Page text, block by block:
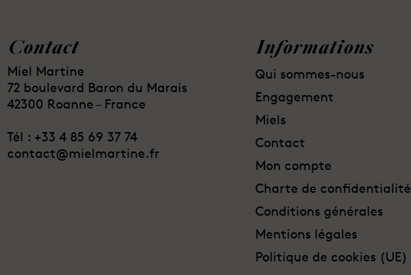
Contact
Miel Martine
72 boulevard Baron du Marais
42300 Roanne – France
Tél : ⁦+33 4 85 69 37 74
contact@mielmartine.fr
Informations
Qui sommes-nous
Engagement
Miels
Contact
Mon compte
Charte de confidentialité
Conditions générales
Mentions légales
Politique de cookies (UE)